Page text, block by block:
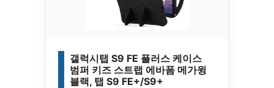
갤럭시탭 S9 FE 플러스 케이스
범퍼 키즈 스트랩 에바폼 메가윙
블랙, 탭 S9 FE+/S9+